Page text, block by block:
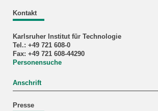
Kontakt
Karlsruher Institut für Technologie
Tel.: +49 721 608-0
Fax: +49 721 608-44290
Personensuche
Anschrift
Presse